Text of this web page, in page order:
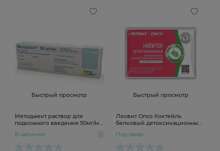
Быстрый просмотр
Методжект раствор для
подкожного введения 50мг/мл
В наличии
Быстрый просмотр
Леовит Onco Коктейль
белковый детоксикационный
нейтральным вкусом 20г
Под заказ